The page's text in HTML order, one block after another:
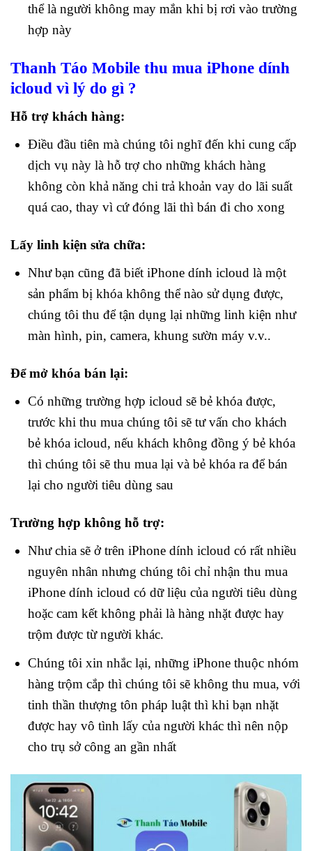
thể là người không may mắn khi bị rơi vào trường
hợp này
Thanh Táo Mobile thu mua iPhone dính
icloud vì lý do gì ?
Hỗ trợ khách hàng:
Điều đầu tiên mà chúng tôi nghĩ đến khi cung cấp
dịch vụ này là hỗ trợ cho những khách hàng
không còn khả năng chi trả khoản vay do lãi suất
quá cao, thay vì cứ đóng lãi thì bán đi cho xong
Lấy linh kiện sửa chữa:
Như bạn cũng đã biết iPhone dính icloud là một
sản phẩm bị khóa không thể nào sử dụng được,
chúng tôi thu để tận dụng lại những linh kiện như
màn hình, pin, camera, khung sườn máy v.v..
Để mở khóa bán lại:
Có những trường hợp icloud sẽ bẻ khóa được,
trước khi thu mua chúng tôi sẽ tư vấn cho khách
bẻ khóa icloud, nếu khách không đồng ý bẻ khóa
thì chúng tôi sẽ thu mua lại và bẻ khóa ra để bán
lại cho người tiêu dùng sau
Trường hợp không hỗ trợ:
Như chia sẽ ở trên iPhone dính icloud có rất nhiều
nguyên nhân nhưng chúng tôi chỉ nhận thu mua
iPhone dính icloud có dữ liệu của người tiêu dùng
hoặc cam kết không phải là hàng nhặt được hay
trộm được từ người khác.
Chúng tôi xin nhắc lại, những iPhone thuộc nhóm
hàng trộm cắp thì chúng tôi sẽ không thu mua, với
tinh thần thượng tôn pháp luật thì khi bạn nhặt
được hay vô tình lấy của người khác thì nên nộp
cho trụ sở công an gần nhất